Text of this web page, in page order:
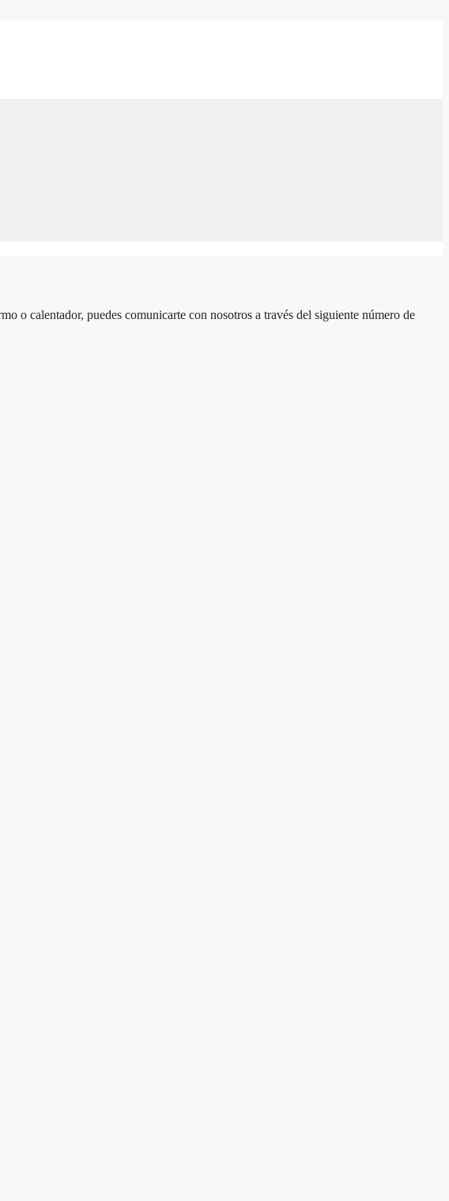
o calentador, puedes comunicarte con nosotros a través del siguiente número de